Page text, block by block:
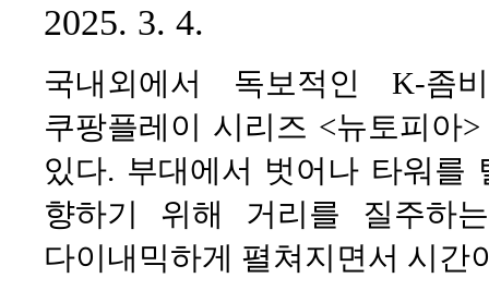
2025. 3. 4.
국내외에서 독보적인 K-좀
쿠팡플레이 시리즈 <뉴토피아
있다. 부대에서 벗어나 타워를
향하기 위해 거리를 질주하
다이내믹하게 펼쳐지면서 시간